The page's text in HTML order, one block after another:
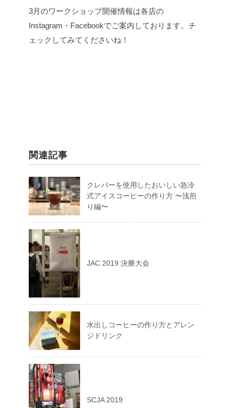
3月のワークショップ開催情報は各店の
Instagram・Facebookでご案内しております。チ
ェックしてみてくださいね！
関連記事
クレバーを使用したおいしい急冷
式アイスコーヒーの作り方 〜浅煎
り編〜
JAC 2019 決勝大会
水出しコーヒーの作り方とアレン
ジドリンク
SCJA 2019